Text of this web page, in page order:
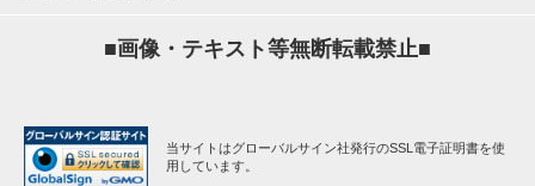
■画像・テキスト等無断転載禁止■
当サイトはグローバルサイン社発行のSSL電子証明書を使
用しています。